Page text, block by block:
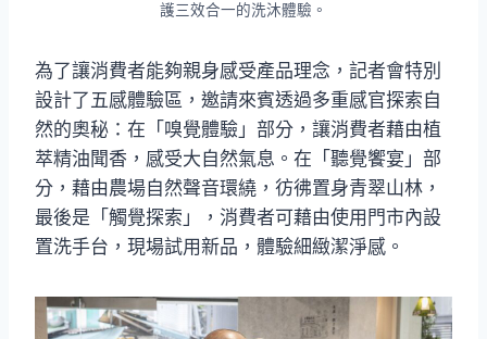
護三效合一的洗沐體驗。
為了讓消費者能夠親身感受產品理念，記者會特別
設計了五感體驗區，邀請來賓透過多重感官探索自
然的奧秘：在「嗅覺體驗」部分，讓消費者藉由植
萃精油聞香，感受大自然氣息。在「聽覺饗宴」部
分，藉由農場自然聲音環繞，彷彿置身青翠山林，
最後是「觸覺探索」，消費者可藉由使用門市內設
置洗手台，現場試用新品，體驗細緻潔淨感。